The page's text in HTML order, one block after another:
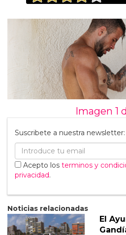
Imagen 1
Suscribete a nuestra newsletter:
Acepto los terminos y
privacidad.
Noticias relacionadas
El